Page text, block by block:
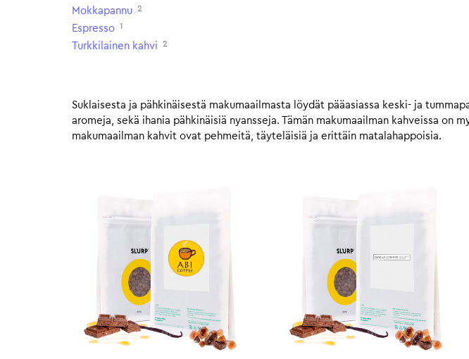
Mokkapannu 2
Espresso 1
Turkkilainen kahvi 2
Suklaisesta ja pähkinäisestä makumaailmasta löydät pääasiassa keski- ja
aromeja, sekä ihania pähkinäisiä nyansseja. Tämän makumaailman kahveissa
makumaailman kahvit ovat pehmeitä, täyteläisiä ja erittäin matalahappoisia.